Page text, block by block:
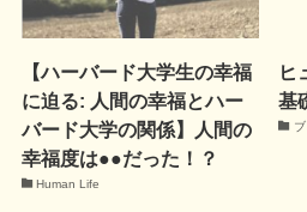
【ハーバード大学生の幸福
に迫る: 人間の幸福とハー
バード大学の関係】人間の
幸福度は●●だった！？
Human Life
ヒ
基